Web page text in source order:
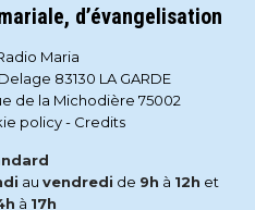
d’évangelisation
Maria
83130 LA GARDE
de la Michodière 75002
policy- Credits
au vendredi de 9h à 12h et
à 17h